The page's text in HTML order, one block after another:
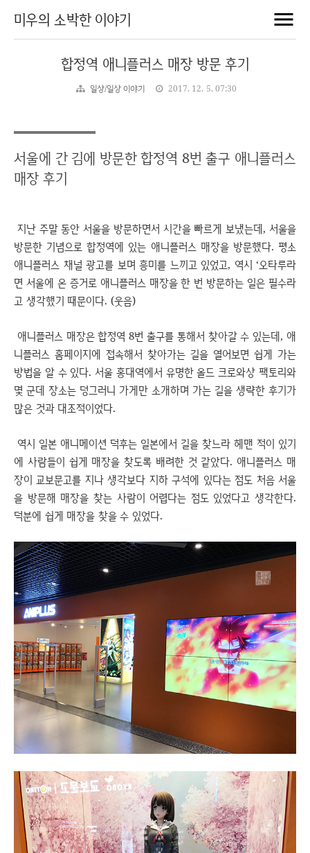
미우의 소박한 이야기
합정역 애니플러스 매장 방문 후기
일상/일상 이야기 2017. 12. 5. 07:30
서울에 간 김에 방문한 합정역 8번 출구 애니플러스
매장 후기
지난 주말 동안 서울을 방문하면서 시간을 빠르게 보냈는데, 서울을
방문한 기념으로 합정역에 있는 애니플러스 매장을 방문했다. 평소
애니플러스 채널 광고를 보며 흥미를 느끼고 있었고, 역시 ‘오타루라
면 서울에 온 증거로 애니플러스 매장을 한 번 방문하는 일은 필수라
고 생각했기 때문이다. (웃음)
애니플러스 매장은 합정역 8번 출구를 통해서 찾아갈 수 있는데, 애
니플러스 홈페이지에 접속해서 찾아가는 길을 열어보면 쉽게 가는
방법을 알 수 있다. 서울 홍대역에서 유명한 올드 크로와상 팩토리와
몇 군데 장소는 덩그러니 가게만 소개하며 가는 길을 생략한 후기가
많은 것과 대조적이었다.
역시 일본 애니메이션 덕후는 일본에서 길을 찾느라 헤맨 적이 있기
에 사람들이 쉽게 매장을 찾도록 배려한 것 같았다. 애니플러스 매
장이 교보문고를 지나 생각보다 지하 구석에 있다는 점도 처음 서울
을 방문해 매장을 찾는 사람이 어렵다는 점도 있었다고 생각한다.
덕분에 쉽게 매장을 찾을 수 있었다.